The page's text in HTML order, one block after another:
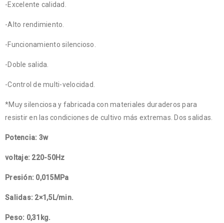
-Excelente calidad.
-Alto rendimiento.
-Funcionamiento silencioso.
-Doble salida.
-Control de multi-velocidad.
*Muy silenciosa y fabricada con materiales duraderos para
resistir en las condiciones de cultivo más extremas. Dos salidas.
Potencia: 3w
voltaje: 220-50Hz
Presión: 0,015MPa
Salidas: 2×1,5L/min.
Peso: 0,31kg.